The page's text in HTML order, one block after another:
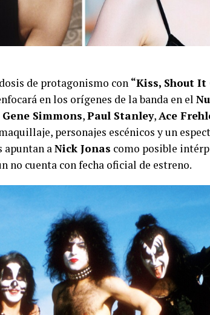
de protagonismo con “Kiss, Shout It
en los orígenes de la banda en el
Gene Simmons,Paul Stanley,Ace
personajes escénicos y un
apuntan aNick Jonas como posible
no cuenta con fecha oficial de estreno.